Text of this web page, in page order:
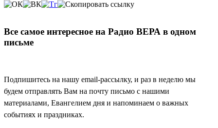
Все самое интересное на Радио ВЕРА в одном
письме
Подпишитесь на нашу email-рассылку, и раз в неделю мы
будем отправлять Вам на почту письмо с нашими
материалами, Евангелием дня и напоминаем о важных
событиях и праздниках.